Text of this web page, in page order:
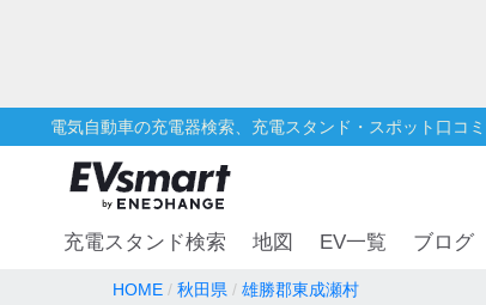
電気自動車の充電器検索、充電スタンド・スポット口コ
充電スタンド検索 地図 EV一覧 ブログ
HOME 秋田県 雄勝郡東成瀬村